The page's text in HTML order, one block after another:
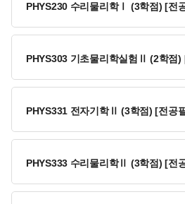
PHYS230 수리물리학Ⅰ (3학점) [전
PHYS303 기초물리학실험Ⅱ (2학점)
PHYS331 전자기학Ⅱ (3학점) [전공
PHYS333 수리물리학Ⅱ (3학점) [전